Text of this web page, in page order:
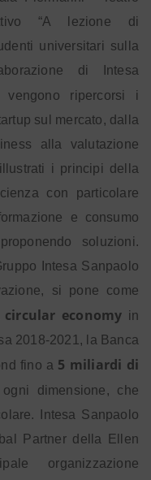
“A lezione di
universitari sulla
di Intesa
vengono ripercorsi i
sul mercato, dalla
alla valutazione
i principi della
con particolare
e consumo
soluzioni.
Intesa Sanpaolo
si pone come
circular economy in
2018-2021, la Banca
fino a 5 miliardi di
dimensione, che
Intesa Sanpaolo
Partner della Ellen
organizzazione